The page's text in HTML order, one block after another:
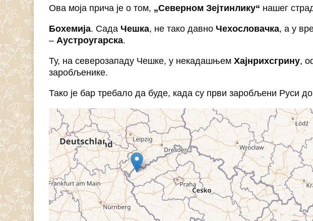
Ова моја прича је о том, „Северном Зејтинлику“ нашег
Бохемија. Сада Чешка, не тако давно Чехословачка, а у
–Аустроугарска.
Ту, на северозападу Чешке, у некадашњемХајнрихсгрину,
заробљенике.
Тако је бар требало да буде, када су први заробљени Руси